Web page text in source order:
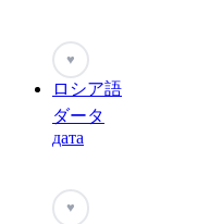
♥
ロシア語
ダータ
дата
♥